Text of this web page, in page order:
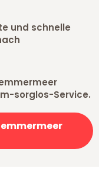
und schnelle
sorglos-Service.